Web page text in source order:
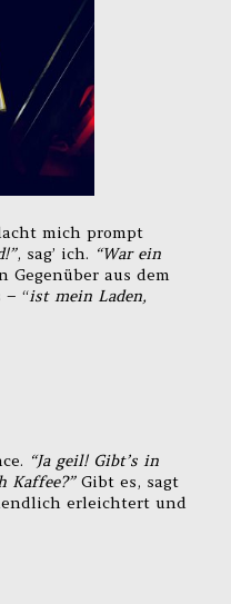
mich prompt
, sag’ ich. “War ein
Gegenüber aus dem
– “ist mein Laden,
“Ja geil! Gibt’s in
Kaffee?”Gibt es, sagt
erleichtert und